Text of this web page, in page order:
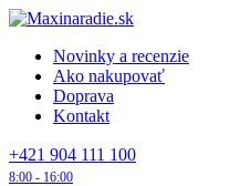
Novinky a recenzie
Ako nakupovať
Doprava
Kontakt
+421 904 111 100
8:00 - 16:00